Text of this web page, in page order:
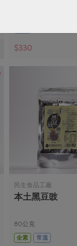
$330
民生食品工廠
本土黑豆豉
80公克
全素
常溫